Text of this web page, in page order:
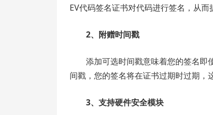
EV代码签名证书对代码进行签名，从而
2、附赠时间戳
添加可选时间戳意味着您的签名即
间戳，您的签名将在证书过期时过期，
3、支持硬件安全模块